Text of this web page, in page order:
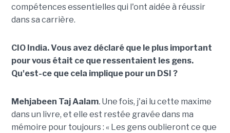
compétences essentielles qui l'ont aidée à réussir
dans sa carrière.
CIO India. Vous avez déclaré que le plus important
pour vous était ce que ressentaient les gens.
Qu'est-ce que cela implique pour un DSI ?
Mehjabeen Taj Aalam. Une fois, j'ai lu cette maxime
dans un livre, et elle est restée gravée dans ma
mémoire pour toujours : « Les gens oublieront ce que